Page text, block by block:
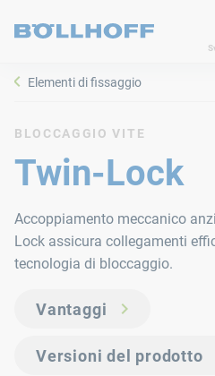
Elementi di fissaggio
BLOCCAGGIO VITE
Twin-Lock
Accoppiamento meccanico
Lock assicura collegamenti
tecnologia di bloccaggio.
Vantaggi
Versioni del prodotto